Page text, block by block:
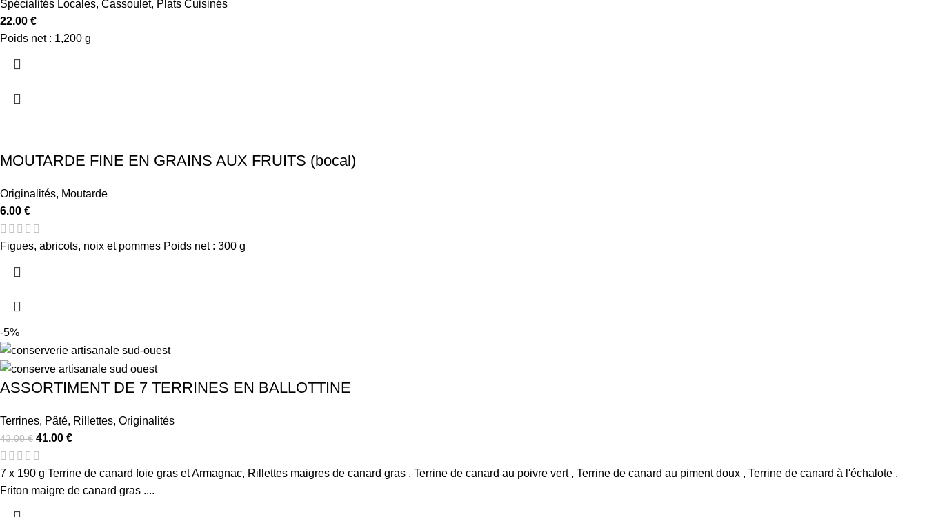
Spécialités Locales, Cassoulet, Plats Cuisinés
22.00 €
Poids net : 1,200 g
MOUTARDE FINE EN GRAINS AUX FRUITS (bocal)
Originalités, Moutarde
6.00 €
Figues, abricots, noix et pommes Poids net : 300 g
-5%
ASSORTIMENT DE 7 TERRINES EN BALLOTTINE
Terrines, Pâté, Rillettes, Originalités
43.00€ 41.00 €
7 x 190 g Terrine de canard foie gras et Armagnac, Rillettes maigres de canard gras , Terrine de canard au poivre vert , Terrine de canard au piment doux , Terrine de canard à l'échalote ,
Friton maigre de canard gras ....